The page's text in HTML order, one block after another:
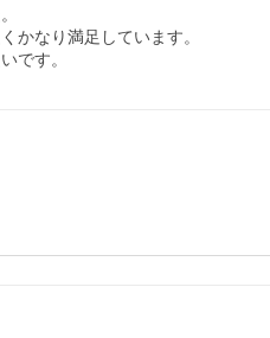
かなり満足しています。
です。